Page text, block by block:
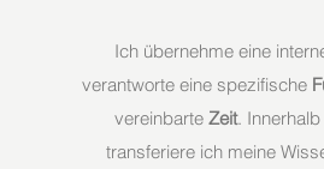
Ich übernehme eine
verantworte eine spezifische
vereinbarte Zeit.
transferiere ich meine